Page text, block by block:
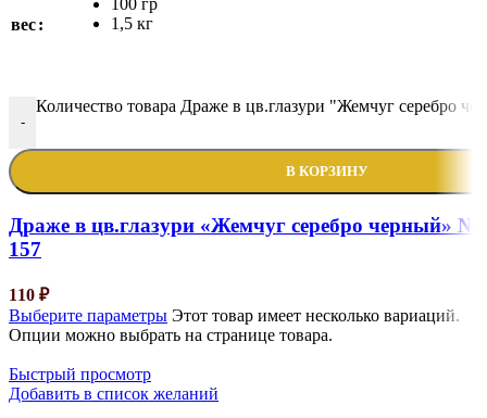
вес
1,5 кг
-
Количество товара Драже в цв.глазури "Жемчуг серебро
В КОРЗИНУ
Драже в цв.глазури «Жемчуг серебро черный» №
157
110 ₽
Выберите параметры Этот товар имеет несколько вариаций.
Опции можно выбрать на странице товара.
Быстрый просмотр
Добавить в список желаний